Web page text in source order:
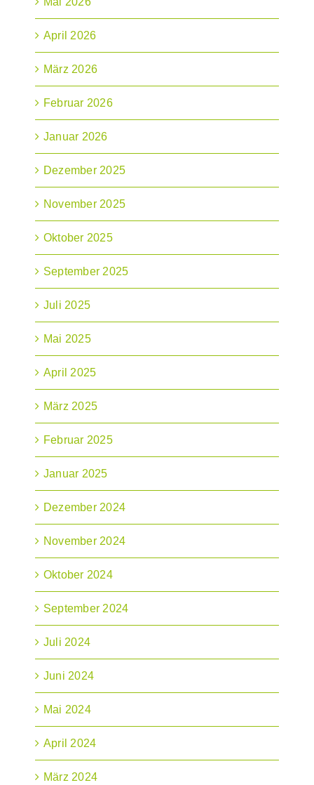
April 2026
März 2026
Februar 2026
Januar 2026
Dezember 2025
November 2025
Oktober 2025
September 2025
Juli 2025
Mai 2025
April 2025
März 2025
Februar 2025
Januar 2025
Dezember 2024
November 2024
Oktober 2024
September 2024
Juli 2024
Juni 2024
Mai 2024
April 2024
März 2024